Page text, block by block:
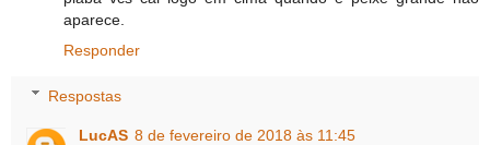
aparece.
Responder
Respostas
LucAS 8 de fevereiro de 2018 às 11:45